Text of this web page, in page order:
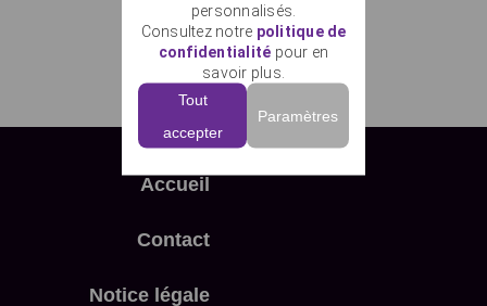
personnalisés.
Consultez notre politique de
confidentialité pour en
savoir plus.
Tout
accepter
Paramètres
Accueil
Contact
Notice légale